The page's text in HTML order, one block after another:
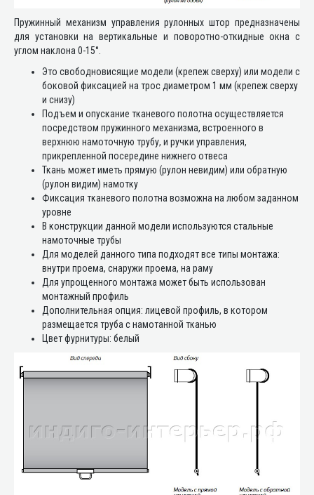
Пружинный механизм управления рулонных штор предназначены
для установки на вертикальные и поворотно-откидные окна с
углом наклона 0-15°.
Это свободновисящие модели (крепеж сверху) или модели с
боковой фиксацией на трос диаметром 1 мм (крепеж сверху
и снизу)
Подъем и опускание тканевого полотна осуществляется
посредством пружинного механизма, встроенного в
верхнюю намоточную трубу, и ручки управления,
прикрепленной посередине нижнего отвеса
Ткань может иметь прямую (рулон невидим) или обратную
(рулон видим) намотку
Фиксация тканевого полотна возможна на любом заданном
уровне
В конструкции данной модели используются стальные
намоточные трубы
Для моделей данного типа подходят все типы монтажа:
внутри проема, снаружи проема, на раму
Для упрощенного монтажа может быть использован
монтажный профиль
Дополнительная опция: лицевой профиль, в котором
размещается труба с намотанной тканью
Цвет фурнитуры: белый